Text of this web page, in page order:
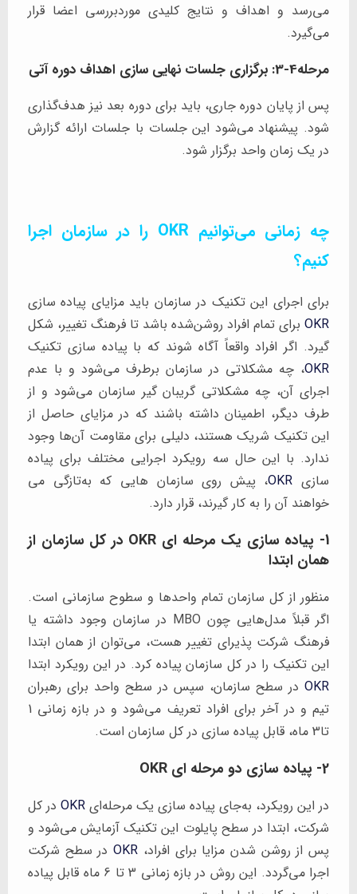
می‌رسد و اهداف و نتایج کلیدی موردبررسی اعضا قرار
می‌گیرد.
مرحله4-3: برگزاری جلسات نهایی سازی اهداف دوره آتی
پس از پایان دوره جاری، باید برای دوره بعد نیز هدف‌گذاری
شود. پیشنهاد می‌شود این جلسات با جلسات ارائه گزارش
در یک زمان واحد برگزار شود.
چه زمانی می‌توانیم OKR را در سازمان اجرا
کنیم؟
برای اجرای این تکنیک در سازمان باید مزایای پیاده سازی
OKR برای تمام افراد روشن‌شده باشد تا فرهنگ تغییر، شکل
گیرد. اگر افراد واقعاً آگاه شوند که با پیاده سازی تکنیک
OKR، چه مشکلاتی در سازمان برطرف می‌شود و با عدم
اجرای آن، چه مشکلاتی گریبان گیر سازمان می‌شود و از
طرف دیگر، اطمینان داشته باشند که در مزایای حاصل از
این تکنیک شریک هستند، دلیلی برای مقاومت آن‌ها وجود
ندارد. با این حال سه رویکرد اجرایی مختلف برای پیاده
سازی OKR، پیش روی سازمان هایی که به‌تازگی می
خواهند آن را به کار گیرند، قرار دارد.
1- پیاده سازی یک مرحله ای OKR در کل سازمان از
همان ابتدا
منظور از کل سازمان تمام واحدها و سطوح سازمانی است.
اگر قبلاً مدل‌هایی چون MBO در سازمان وجود داشته یا
فرهنگ شرکت پذیرای تغییر هست، می‌توان از همان ابتدا
این تکنیک را در کل سازمان پیاده کرد. در این رویکرد ابتدا
OKR در سطح سازمان، سپس در سطح واحد برای رهبران
تیم و در آخر برای افراد تعریف می‌شود و در بازه زمانی 1
تا3 ماه، قابل پیاده سازی در کل سازمان است.
2- پیاده سازی دو مرحله ای OKR
در این رویکرد، به‌جای پیاده سازی یک مرحله‌ای OKR در کل
شرکت، ابتدا در سطح پایلوت این تکنیک آزمایش می‌شود و
پس از روشن شدن مزایا برای افراد، OKRدر سطح شرکت
اجرا می‌گردد. این روش در بازه زمانی 3 تا 6 ماه قابل پیاده